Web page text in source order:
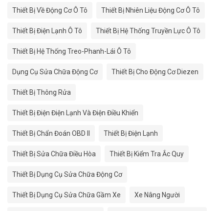
Thiết Bị Về Động Cơ Ô Tô Thiết Bị Nhiên Liệu Động Cơ Ô Tô
Thiết Bị Điện Lạnh Ô Tô Thiết Bị Hệ Thống Truyền Lực Ô Tô
Thiết Bị Hệ Thống Treo-Phanh-Lái Ô Tô
Dụng Cụ Sửa Chữa Động Cơ Thiết Bị Cho Động Cơ Diezen
Thiết Bị Thông Rửa
Thiết Bị Điện Điện Lạnh Và Điện Điều Khiển
Thiết Bị Chẩn Đoán OBD II Thiết Bị Điện Lạnh
Thiết Bị Sửa Chữa Điều Hòa Thiết Bị Kiểm Tra Ắc Quy
Thiết Bị Dụng Cụ Sửa Chữa Động Cơ
Thiết Bị Dụng Cụ Sửa Chữa Gầm Xe Xe Nâng Người